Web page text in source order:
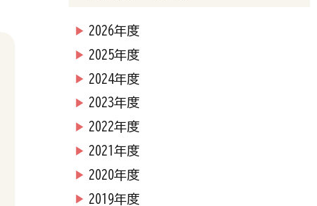
2026年度
2025年度
2024年度
2023年度
2022年度
2021年度
2020年度
2019年度